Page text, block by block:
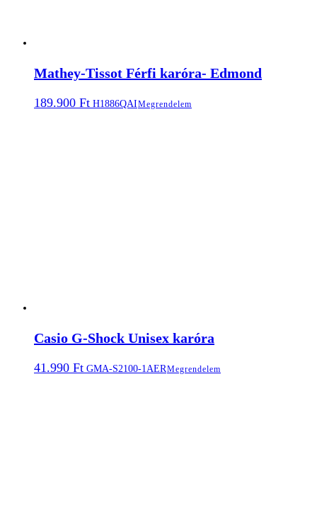
Mathey-Tissot Férfi karóra- Edmond
189.900 Ft H1886QAIMegrendelem
Casio G-Shock Unisex karóra
41.990 Ft GMA-S2100-1AERMegrendelem